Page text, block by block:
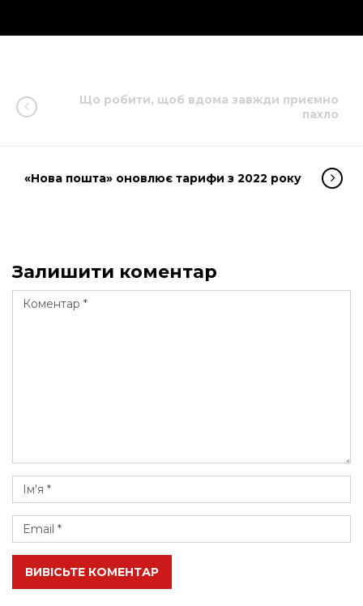
Що робити, щоб вдома завжди приємно
пахло
«Нова пошта» оновлює тарифи з 2022 року
Залишити коментар
ВИВІСЬТЕ КОМЕНТАР